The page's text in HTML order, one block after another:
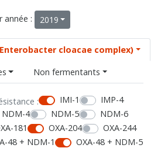
année : 2019
cloacae complex)
Non fermentants
: IMI-1
IMP-4
NDM-4 NDM-5
NDM-6
181 OXA-204
OXA-244
48 + NDM-1
OXA-48 + NDM-5